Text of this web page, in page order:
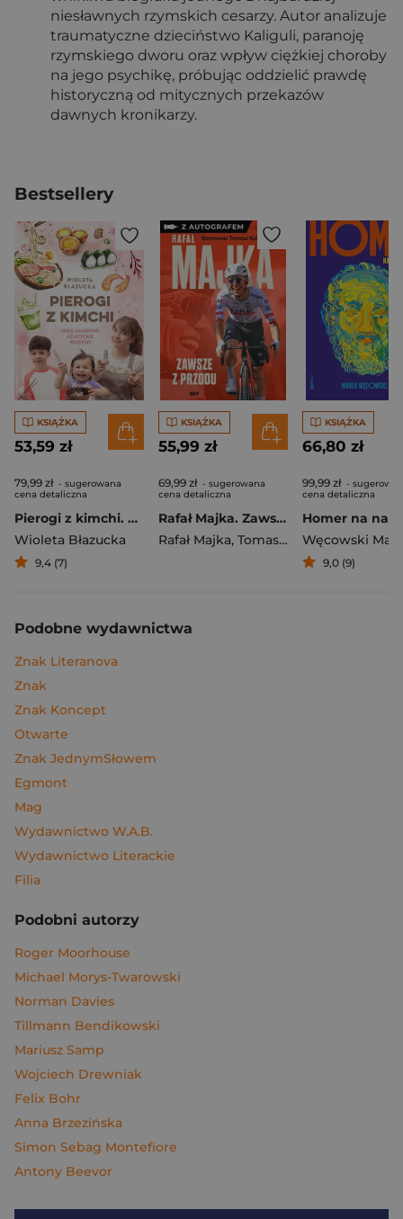
niesławnych rzymskich cesarzy. Autor analizuje
traumatyczne dzieciństwo Kaliguli, paranoję
rzymskiego dworu oraz wpływ ciężkiej choroby
na jego psychikę, próbując oddzielić prawdę
historyczną od mitycznych przekazów
dawnych kronikarzy.
Bestsellery
KSIĄŻKA
53,59 zł
79,99 zł - sugerowana
cena detaliczna
Pierogi z kimchi. Moje ulubione azjatyckie przepisy
Wioleta Błazucka
9,4 (7)
KSIĄŻKA
55,99 zł
69,99 zł - sugerowana
cena detaliczna
Rafał Majka. Zawsze z przodu. Rozmawia Tomasz Kalemba - książka z autografem
Rafał Majka, Tomasz Kalemba
KSIĄŻKA
66,80 zł
99,99 zł -
cena detaliczna
Węcowski
9,0 (9)
Podobne wydawnictwa
Znak Literanova
Znak
Znak Koncept
Otwarte
Znak JednymSłowem
Egmont
Mag
Wydawnictwo W.A.B.
Wydawnictwo Literackie
Filia
Podobni autorzy
Roger Moorhouse
Michael Morys-Twarowski
Norman Davies
Tillmann Bendikowski
Mariusz Samp
Wojciech Drewniak
Felix Bohr
Anna Brzezińska
Simon Sebag Montefiore
Antony Beevor